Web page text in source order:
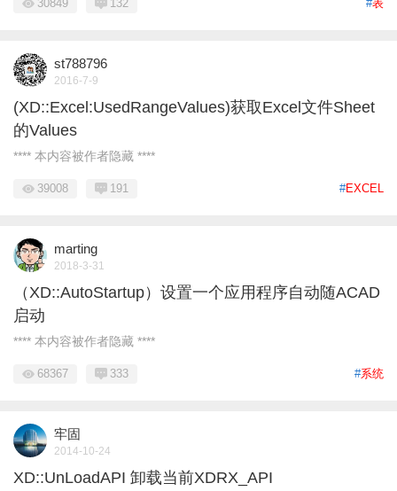
#表
30849 132
st788796
2016-7-9
(XD::Excel:UsedRangeValues)获取Excel文件Sheet
的Values
**** 本内容被作者隐藏 ****
#EXCEL
39008 191
marting
2018-3-31
（XD::AutoStartup）设置一个应用程序自动随ACAD
启动
**** 本内容被作者隐藏 ****
#系统
68367 333
牢固
2014-10-24
XD::UnLoadAPI 卸载当前XDRX_API